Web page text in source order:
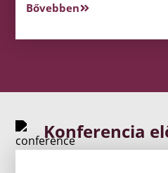
Poland?
Bővebben
Konferencia